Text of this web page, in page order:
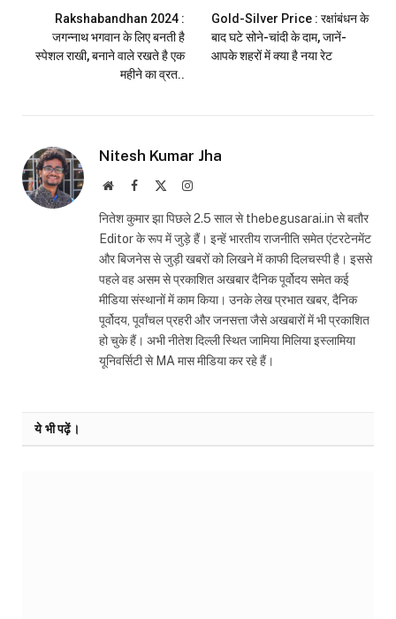
Rakshabandhan 2024 :
जगन्नाथ भगवान के लिए बनती है
स्पेशल राखी, बनाने वाले रखते है एक
महीने का व्रत..
Gold-Silver Price : रक्षांबंधन के
बाद घटे सोने-चांदी के दाम, जानें-
आपके शहरों में क्या है नया रेट
Nitesh Kumar Jha
WebsiteFacebook Instagram
नितेश कुमार झा पिछले 2.5 साल से thebegusarai.in से बतौर
Editor के रूप में जुड़े हैं। इन्हें भारतीय राजनीति समेत एंटरटेनमेंट
और बिजनेस से जुड़ी खबरों को लिखने में काफी दिलचस्पी है। इससे
पहले वह असम से प्रकाशित अखबार दैनिक पूर्वोदय समेत कई
मीडिया संस्थानों में काम किया। उनके लेख प्रभात खबर, दैनिक
पूर्वोदय, पूर्वांचल प्रहरी और जनसत्ता जैसे अखबारों में भी प्रकाशित
हो चुके हैं। अभी नीतेश दिल्ली स्थित जामिया मिलिया इस्लामिया
यूनिवर्सिटी से MA मास मीडिया कर रहे हैं।
ये भी पढ़ें।